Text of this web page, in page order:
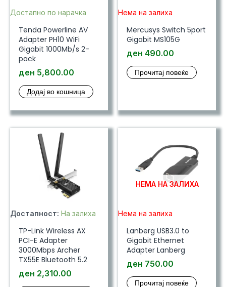
Достапно по нарачка
Tenda Powerline AV
Adapter PH10 WiFi
Gigabit 1000Mb/s 2-
pack
ден 5,800.00
Додај во кошница
Нема на залиха
Mercusys Switch 5port
Gigabit MS105G
ден 490.00
Прочитај повеќе
Достапност: На залиха
TP-Link Wireless AX
PCI-E Adapter
3000Mbps Archer
TX55E Bluetooth 5.2
ден 2,310.00
НЕМА НА ЗАЛИХА
Нема на залиха
Lanberg USB3.0 to
Gigabit Ethernet
Adapter Lanberg
ден 750.00
Прочитај повеќе